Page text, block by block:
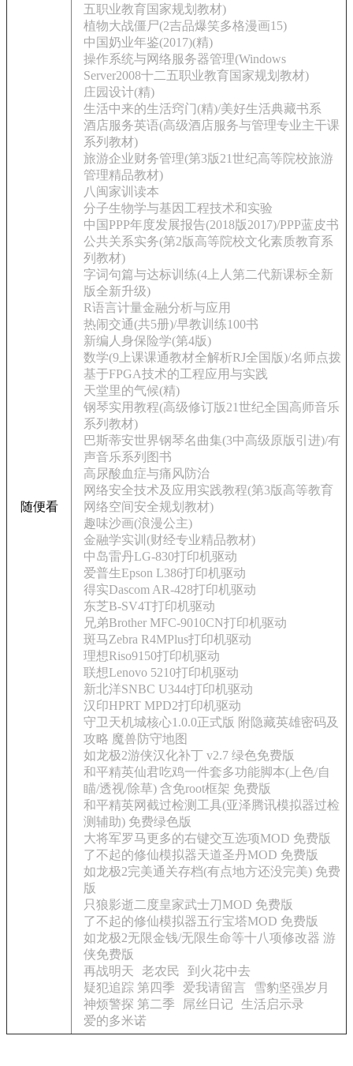
随便看
五职业教育国家规划教材)
植物大战僵尸(2吉品爆笑多格漫画15)
中国奶业年鉴(2017)(精)
操作系统与网络服务器管理(Windows
Server2008十二五职业教育国家规划教材)
庄园设计(精)
生活中来的生活窍门(精)/美好生活典藏书系
酒店服务英语(高级酒店服务与管理专业主干课
系列教材)
旅游企业财务管理(第3版21世纪高等院校旅游
管理精品教材)
八闽家训读本
分子生物学与基因工程技术和实验
中国PPP年度发展报告(2018版2017)/PPP蓝皮书
公共关系实务(第2版高等院校文化素质教育系
列教材)
字词句篇与达标训练(4上人第二代新课标全新
版全新升级)
R语言计量金融分析与应用
热闹交通(共5册)/早教训练100书
新编人身保险学(第4版)
数学(9上课课通教材全解析RJ全国版)/名师点拨
基于FPGA技术的工程应用与实践
天堂里的气候(精)
钢琴实用教程(高级修订版21世纪全国高师音乐
系列教材)
巴斯蒂安世界钢琴名曲集(3中高级原版引进)/有
声音乐系列图书
高尿酸血症与痛风防治
网络安全技术及应用实践教程(第3版高等教育
网络空间安全规划教材)
趣味沙画(浪漫公主)
金融学实训(财经专业精品教材)
中岛雷丹LG-830打印机驱动
爱普生Epson L386打印机驱动
得实Dascom AR-428打印机驱动
东芝B-SV4T打印机驱动
兄弟Brother MFC-9010CN打印机驱动
斑马Zebra R4MPlus打印机驱动
理想Riso9150打印机驱动
联想Lenovo 5210打印机驱动
新北洋SNBC U344t打印机驱动
汉印HPRT MPD2打印机驱动
守卫天机城核心1.0.0正式版 附隐藏英雄密码及
攻略 魔兽防守地图
如龙极2游侠汉化补丁 v2.7 绿色免费版
和平精英仙君吃鸡一件套多功能脚本(上色/自
瞄/透视/除草) 含免root框架 免费版
和平精英网截过检测工具(亚泽腾讯模拟器过检
测辅助) 免费绿色版
大将军罗马更多的右键交互选项MOD 免费版
了不起的修仙模拟器天道圣丹MOD 免费版
如龙极2完美通关存档(有点地方还没完美) 免费
版
只狼影逝二度皇家武士刀MOD 免费版
了不起的修仙模拟器五行宝塔MOD 免费版
如龙极2无限金钱/无限生命等十八项修改器 游
侠免费版
再战明天
老农民
到火花中去
疑犯追踪 第四季
爱我请留言
雪豹坚强岁月
神烦警探 第二季
屌丝日记
生活启示录
爱的多米诺